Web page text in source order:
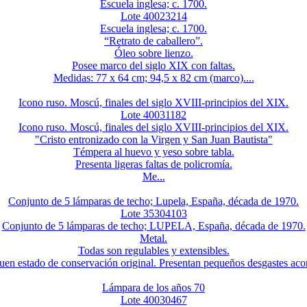
Escuela inglesa; c. 1700.
Lote 40023214
Escuela inglesa; c. 1700.
“Retrato de caballero”.
Óleo sobre lienzo.
Posee marco del siglo XIX con faltas.
Medidas: 77 x 64 cm; 94,5 x 82 cm (marco)....
Icono ruso. Moscú, finales del siglo XVIII-principios del XIX.
Lote 40031182
Icono ruso. Moscú, finales del siglo XVIII-principios del XIX.
"Cristo entronizado con la Virgen y San Juan Bautista"
Témpera al huevo y yeso sobre tabla.
Presenta ligeras faltas de policromía.
Me...
Conjunto de 5 lámparas de techo; Lupela, España, década de 1970.
Lote 35304103
Conjunto de 5 lámparas de techo; LUPELA, España, década de 1970.
Metal.
Todas son regulables y extensibles.
estado de conservación original. Presentan pequeños desgastes
Lámpara de los años 70
Lote 40030467